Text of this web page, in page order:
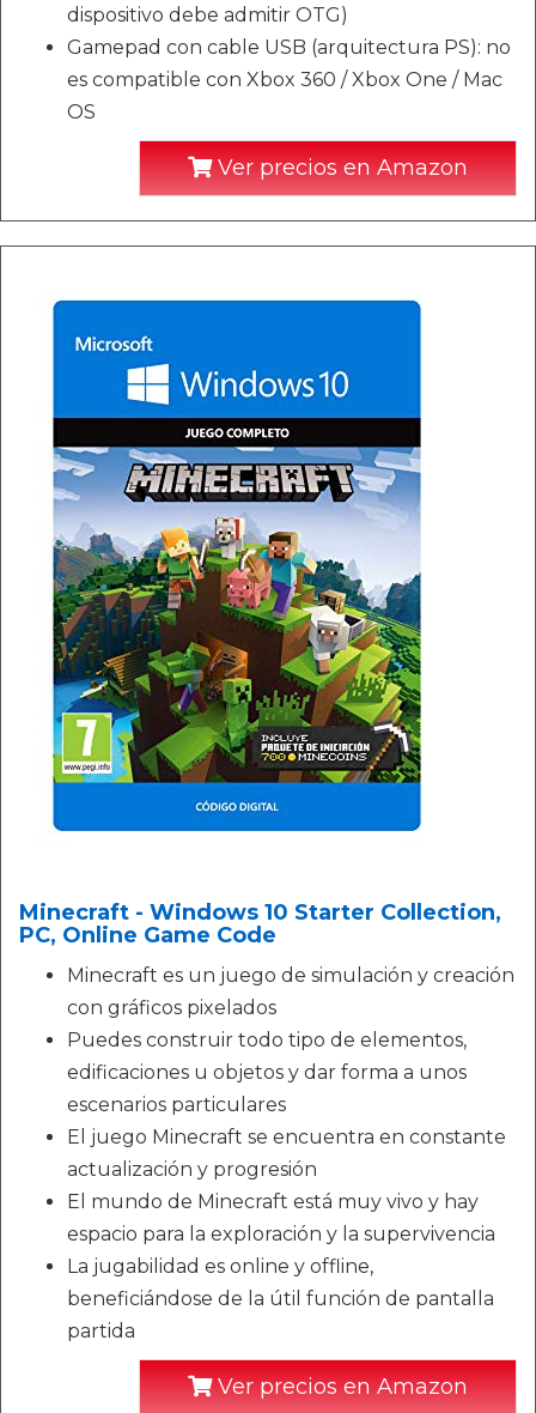
dispositivo debe admitir OTG)
Gamepad con cable USB (arquitectura PS): no
es compatible con Xbox 360 / Xbox One / Mac
OS
Ver precios en Amazon
Minecraft - Windows 10 Starter Collection,
PC, Online Game Code
Minecraft es un juego de simulación y creación
con gráficos pixelados
Puedes construir todo tipo de elementos,
edificaciones u objetos y dar forma a unos
escenarios particulares
El juego Minecraft se encuentra en constante
actualización y progresión
El mundo de Minecraft está muy vivo y hay
espacio para la exploración y la supervivencia
La jugabilidad es online y offline,
beneficiándose de la útil función de pantalla
partida
Ver precios en Amazon